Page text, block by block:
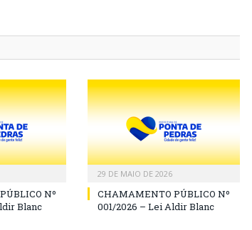
Nº
Blanc
29 DE MAIO DE 2026
CHAMAMENTO PÚBLICO Nº
001/2026 – Lei Aldir Blanc